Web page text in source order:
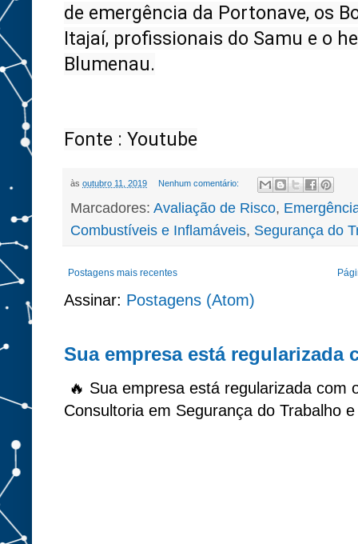
de emergência da Portonave, os
Itajaí, profissionais do Samu e o
Fonte : Youtube
às outubro 11, 2019 Nenhum comentário:
Marcadores: Avaliação de Risco,
Combustíveis e Inflamáveis, Segurança do
Postagens mais recentes
Assinar: Postagens (Atom)
Sua empresa está regularizada
🔥 Sua empresa está regularizada com
Consultoria em Segurança do Trabalho